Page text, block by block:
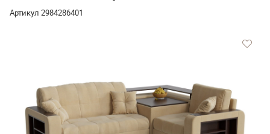
Артикул 2984286401